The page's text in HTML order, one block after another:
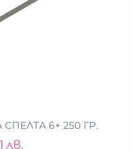
6+ 250 ГР.
лв.